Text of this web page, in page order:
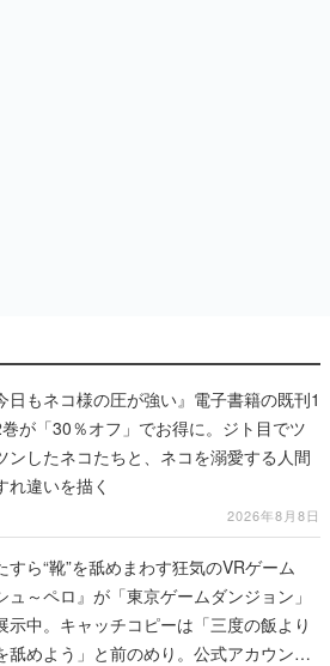
日もネコ様の圧が強い』電子書籍の既刊1
巻が「30％オフ」でお得に。ジト目でツ
ンしたネコたちと、ネコを溺愛する人間
れ違いを描く
2026年8月8日
すら“靴”を舐めまわす狂気のVRゲーム
ュ～ペロ』が「東京ゲームダンジョン」
示中。キャッチコピーは「三度の飯より
舐めよう」と前のめり。公式アカウント